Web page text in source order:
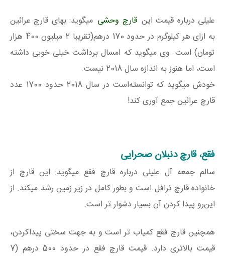
علیلی درباره قیمت این قارچ وحشی میگوید: بهای قارچ عرائین
به ازای هر کیلوگرم در حدود 170 درهم(تقریبا 2 میلیون 400 هزار
تومان) است. وی میگوید که امسال برداشت خیلی خوبی داشته
است، اما هنوز به اندازه سال 2018 نیست.
خودش میگوید که توانسته‌است در سال 2018 حدود 1700 عدد
قارچ عرائین جمع آوری کند!
فقع، قارچ دنبلان صحرایی
سالم جمعه آل علیلی درباره قارچ فقع میگوید: این قارچ از
خانواده قارچ ترافل است و بطور کامل در زیر زمین رشد میکند. از
این‌رو پیدا کردن آن بسیار دشوار تر است.
همچنین قارچ فقع کمیاب تر است و به جهت سختی پیداکردن،
قیمت بالاتری دارد. قیمت قارچ فقع در حدود 500 درهم (7